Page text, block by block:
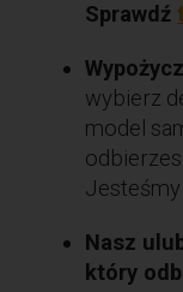
Sprawdź
wybierz
model
Nasz
który